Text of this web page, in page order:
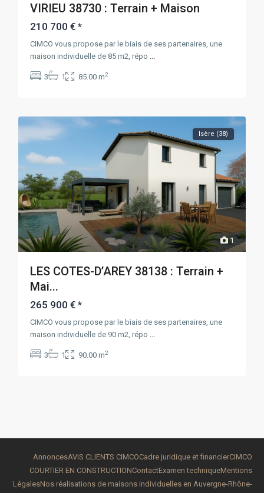
VIRIEU 38730 : Terrain + Maison
210 700 €*
CIMCO vous propose par le biais de ses partenaires, une
maison individuelle de 85 m2, répo
3 1 85.00 m2
1
Isère (38)
LES COTES-D’AREY 38138 : Terrain +
Mai...
265 900 €*
CIMCO vous propose par le biais de ses partenaires, une
maison individuelle de 90 m2, répo
3 1 90.00 m2
AnnoncesAVIS CLIENTS CIMCOCadre juridique et financierCIMCO
COURTIER EN CONSTRUCTIONContactExamen techniqueMentions
LégalesNos réalisations de maisons individuelles en Auvergne-Rhône-